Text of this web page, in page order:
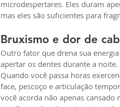
microdespertares. Eles duram
mas eles são suficientes para
Bruxismo e dor de
Outro fator que drena sua
apertar os dentes durante a noite.
Quando você passa horas
face, pescoço e articulação
você acorda não apenas